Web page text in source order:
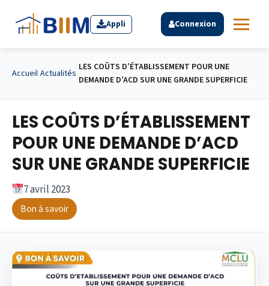
Appli Connexion
Accueil Actualités
LES COÛTS D’ÉTABLISSEMENT POUR UNE
DEMANDE D’ACD SUR UNE GRANDE SUPERFICIE
LES COÛTS D’ÉTABLISSEMENT
POUR UNE DEMANDE D’ACD
SUR UNE GRANDE SUPERFICIE
7 avril 2023
Bon à savoir